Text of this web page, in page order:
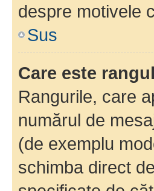
despre motivele
Sus
Care este
Rangurile, care
numărul de
(de exemplu
schimba direct